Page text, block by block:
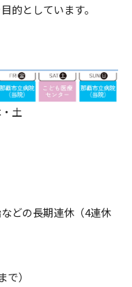
的としています。
土
どの長期連休（4連休
）